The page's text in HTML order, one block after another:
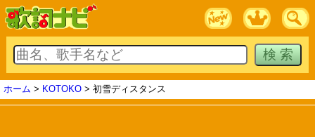
ホーム > KOTOKO > 初雪ディスタンス